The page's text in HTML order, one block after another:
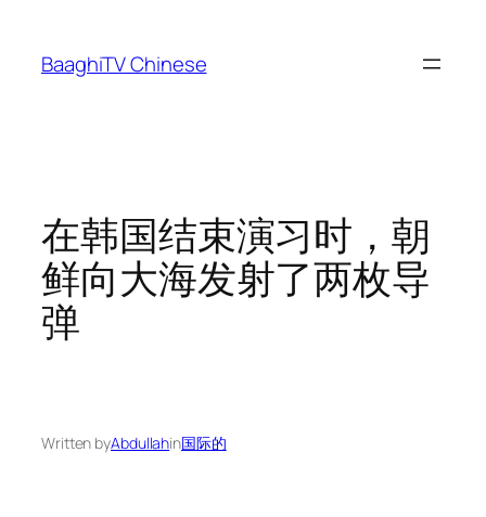
content
BaaghiTV Chinese
在韩国结束演习时，朝
鲜向大海发射了两枚导
弹
Written byAbdullahin国际的